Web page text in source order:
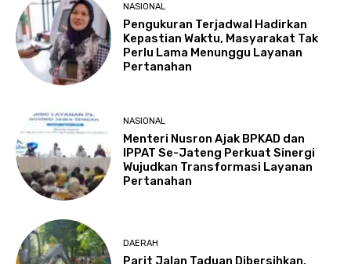
NASIONAL
Pengukuran Terjadwal Hadirkan
Kepastian Waktu, Masyarakat Tak
Perlu Lama Menunggu Layanan
Pertanahan
NASIONAL
Menteri Nusron Ajak BPKAD dan
IPPAT Se-Jateng Perkuat Sinergi
Wujudkan Transformasi Layanan
Pertanahan
DAERAH
Parit Jalan Taduan Dibersihkan,